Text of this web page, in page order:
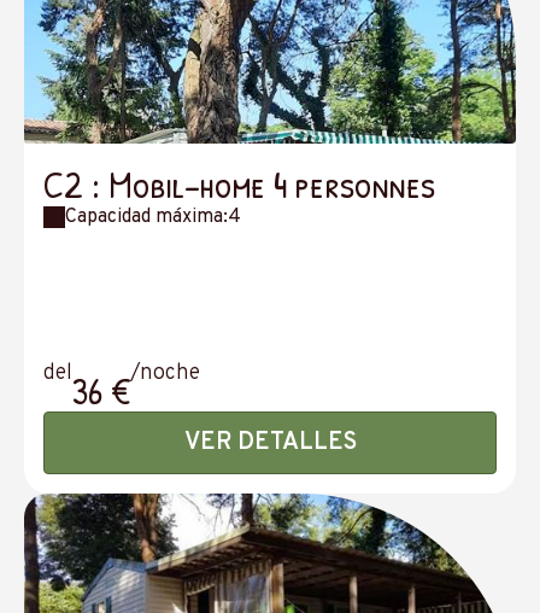
C2 : Mobil-home 4 personnes
Capacidad máxima:4
del36 €/noche
VER DETALLES